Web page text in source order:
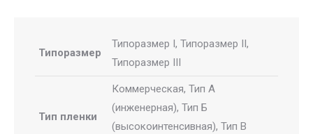
Типоразмер
Типоразмер I, Типоразмер II,
Типоразмер III
Тип пленки
Коммерческая, Тип А
(инженерная), Тип Б
(высокоинтенсивная), Тип В